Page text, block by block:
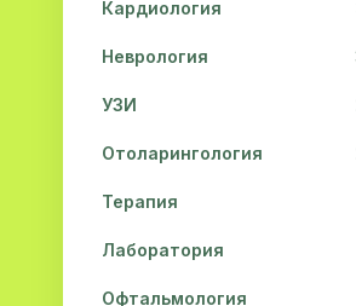
Кардиология
Неврология
УЗИ
Отоларингология
Терапия
Лаборатория
Офтальмология